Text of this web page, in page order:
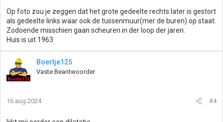
Op foto zou je zeggen dat het grote gedeelte rechts later is gestort
als gedeelte links waar ook de tussenmuur(mer de buren) op staat.
Zodoende misschien gaan scheuren in der loop der jaren.
Huis is uit 1963
Boertje125
Vaste Beantwoorder
16 aug 2024 #4